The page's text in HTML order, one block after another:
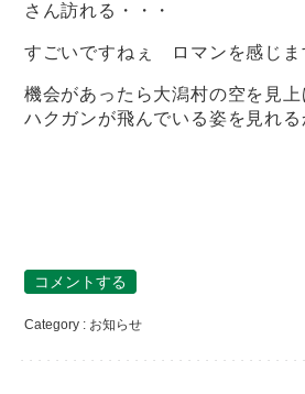
さん訪れる・・・
すごいですねぇ ロマンを感じま
機会があったら大潟村の空を見上
ハクガンが飛んでいる姿を見れる
コメントする
Category : お知らせ